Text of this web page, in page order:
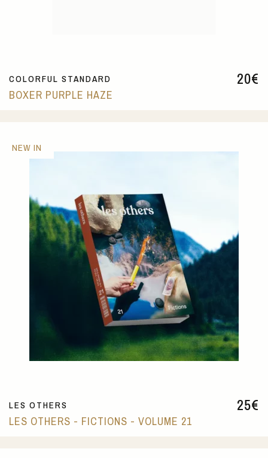
20€
COLORFUL STANDARD
BOXER PURPLE HAZE
25€
LES OTHERS
LES OTHERS - FICTIONS - VOLUME 21
NEW IN